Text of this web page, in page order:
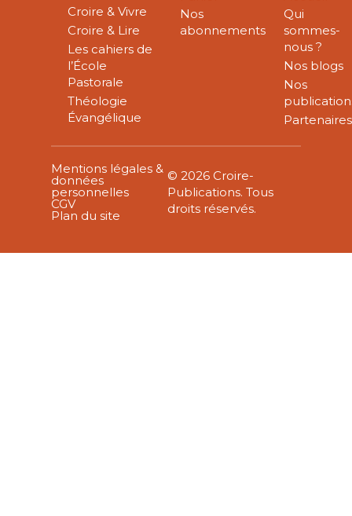
Croire & Vivre
Croire & Lire
Les cahiers de
l’École
Pastorale
Théologie
Évangélique
Nos
abonnements
Qui
sommes-
nous ?
Nos blogs
Nos
Partenaires
Mentions légales &
données
personnelles
CGV
Plan du site
© 2026 Croire-
Publications. Tous
droits réservés.